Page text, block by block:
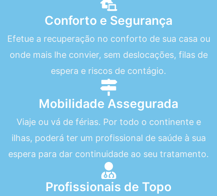
Conforto e Segurança
Efetue a recuperação no conforto de sua casa ou
onde mais lhe convier, sem deslocações, filas de
espera e riscos de contágio.
Mobilidade Assegurada
Viaje ou vá de férias. Por todo o continente e
ilhas, poderá ter um profissional de saúde à sua
espera para dar continuidade ao seu tratamento.
Profissionais de Topo